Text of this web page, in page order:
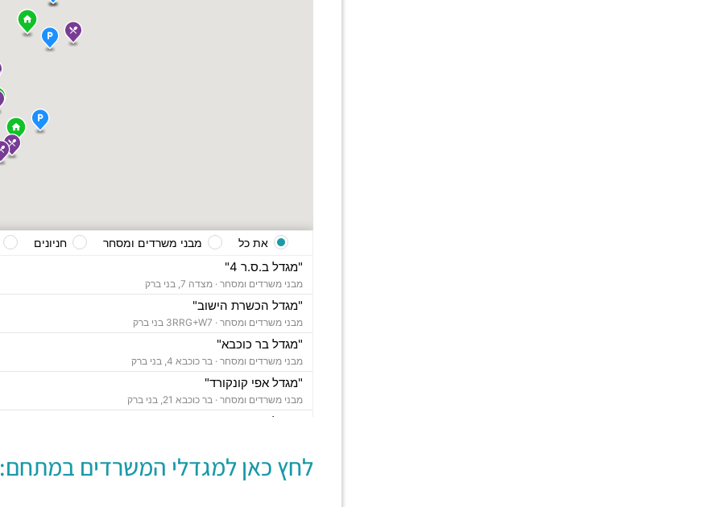
"מגדל ב.ס.ר 4"
מבני משרדים ומסחר · מצדה 7, בני ברק
"מגדל הכשרת הישוב"
מבני משרדים ומסחר ·
"מגדל בר כוכבא"
מבני משרדים ומסחר · בר כוכבא 4, בני ברק
"מגדל אפי קונקורד"
מבני משרדים ומסחר · בר כוכבא 21, בני ברק
"מגדל צ'מפיון"
"בית סלע"
מבני משרדים ומסחר ·ברוך הירש 14, בני ברק
את כל מבני משרדים ומסחר חניונים
לחץ כאן למגדלי המשרדים במתחם: